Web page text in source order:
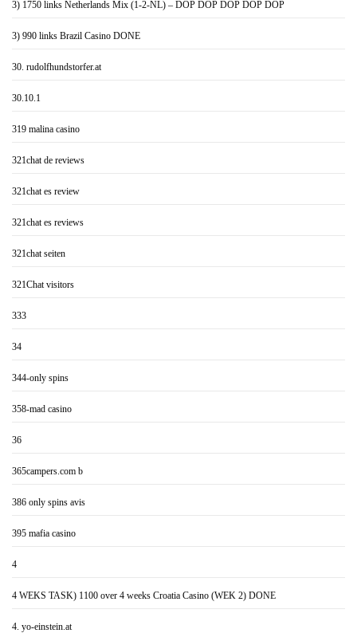
3) 1750 links Netherlands Mix (1-2-NL) – DOP DOP DOP DOP DOP
3) 990 links Brazil Casino DONE
30. rudolfhundstorfer.at
30.10.1
319 malina casino
321chat de reviews
321chat es review
321chat es reviews
321chat seiten
321Chat visitors
333
34
344-only spins
358-mad casino
36
365campers.com b
386 only spins avis
395 mafia casino
4
4 WEKS TASK) 1100 over 4 weeks Croatia Casino (WEK 2) DONE
4. yo-einstein.at